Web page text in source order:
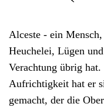
Alceste - ein
Heuchelei, Lügen
Verachtung übrig
Aufrichtigkeit hat er
gemacht, der die